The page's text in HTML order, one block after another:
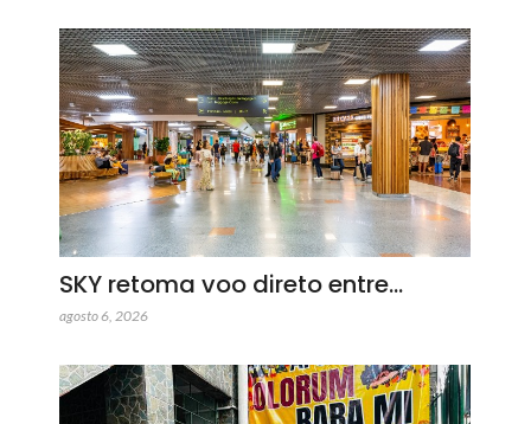
SKY retoma voo direto entre…
agosto 6, 2026